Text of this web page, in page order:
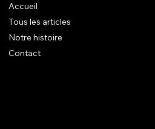
Accueil
Tous les articles
Notre histoire
Contact